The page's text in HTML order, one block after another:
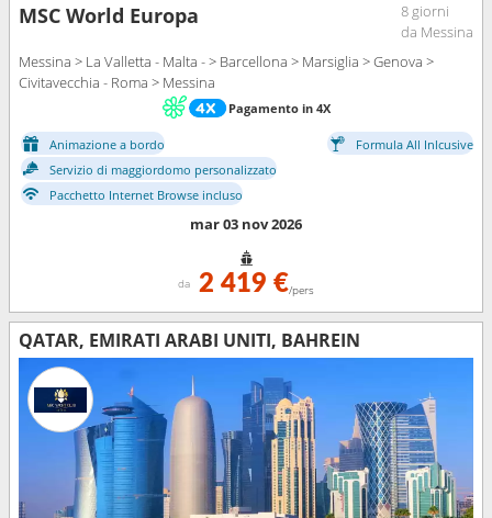
MSC World Europa
8 giorni
da Messina
Messina > La Valletta - Malta - > Barcellona > Marsiglia > Genova >
Civitavecchia - Roma > Messina
Pagamento in 4X
Animazione a bordo
Formula All Inlcusive
Servizio di maggiordomo personalizzato
Pacchetto Internet Browse incluso
mar 03 nov 2026
da 2 419 €/pers
QATAR, EMIRATI ARABI UNITI, BAHREIN